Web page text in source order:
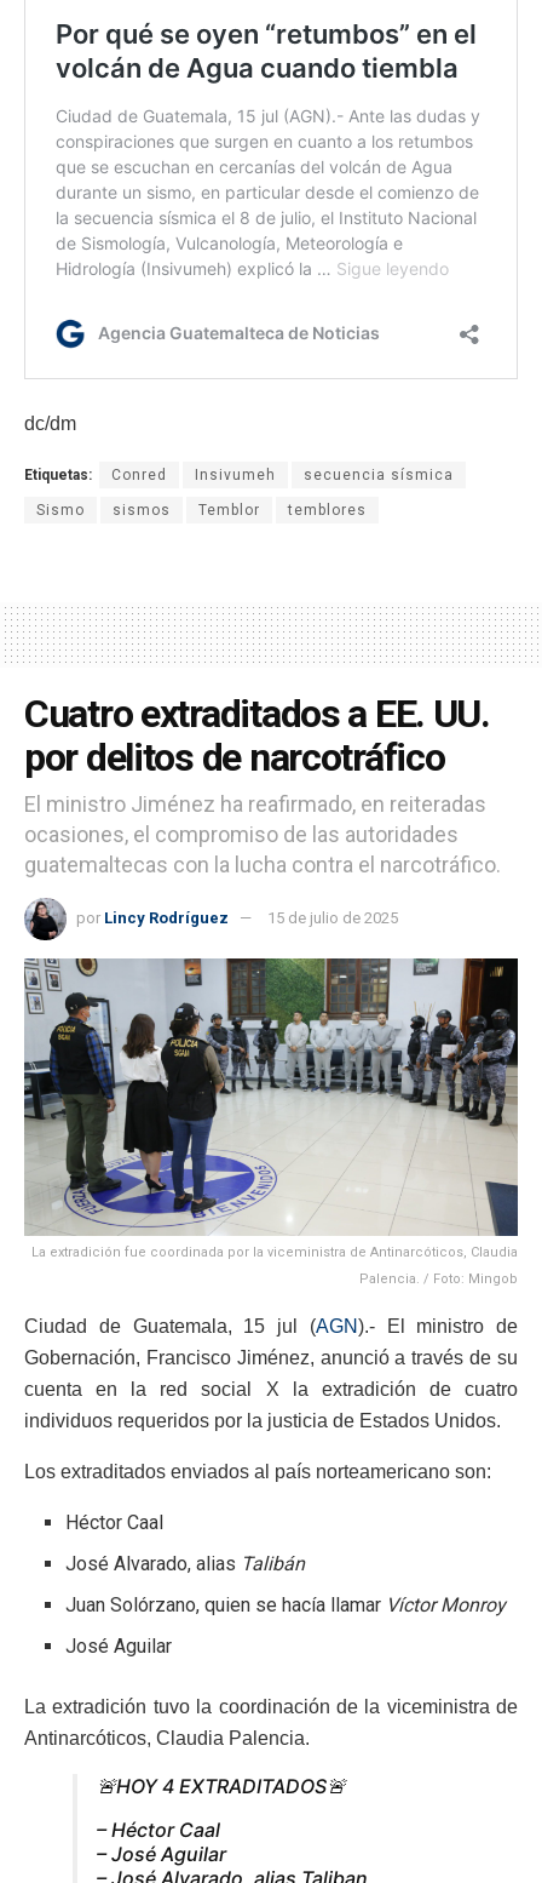
dc/dm
Etiquetas: Conred Insivumeh secuencia sísmica
Sismo sismos Temblor temblores
Cuatro extraditados a EE. UU.
por delitos de narcotráfico
El ministro Jiménez ha reafirmado, en reiteradas
ocasiones, el compromiso de las autoridades
guatemaltecas con la lucha contra el narcotráfico.
por Lincy Rodríguez 15 de julio de 2025
La extradición fue coordinada por la viceministra de Antinarcóticos, Claudia
Palencia. / Foto: Mingob
Ciudad de Guatemala, 15 jul (AGN).- El ministro de
Gobernación, Francisco Jiménez, anunció a través de su
cuenta en la red social X la extradición de cuatro
individuos requeridos por la justicia de Estados Unidos.
Los extraditados enviados al país norteamericano son:
Héctor Caal
José Alvarado, alias Talibán
Juan Solórzano, quien se hacía llamar Víctor Monroy
José Aguilar
La extradición tuvo la coordinación de la viceministra de
Antinarcóticos, Claudia Palencia.
🚨HOY 4 EXTRADITADOS🚨
– Héctor Caal
– José Aguilar
– José Alvarado, alias Taliban